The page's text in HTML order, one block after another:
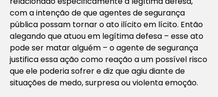
com a intenção de que agentes de segurança
pública possam tornar o ato ilícito em lícito. Então
alegando que atuou em legítima defesa – esse ato
pode ser matar alguém – o agente de segurança
justifica essa ação como reação a um possível risco
que ele poderia sofrer e diz que agiu diante de
situações de medo, surpresa ou violenta emoção.